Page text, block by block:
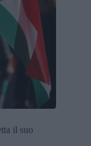
il suo